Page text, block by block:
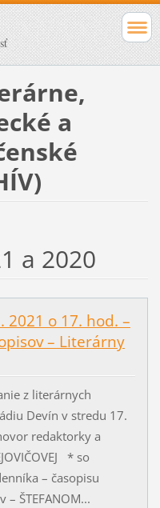
a
a 2020
2021 o 17. hod. –
– Literárny
z literárnych
Devín v stredu 17.
redaktorky a
* so
– časopisu
ŠTEFANOM...